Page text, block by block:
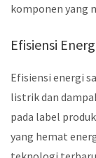
komponen yang
Efisiensi
Efisiensi energi
listrik dan
pada label
yang hemat